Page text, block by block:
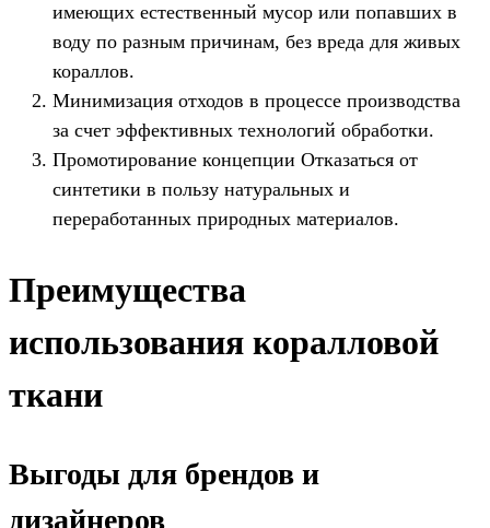
имеющих естественный мусор или попавших в
воду по разным причинам, без вреда для живых
кораллов.
Минимизация отходов в процессе производства
за счет эффективных технологий обработки.
Промотирование концепции Отказаться от
синтетики в пользу натуральных и
переработанных природных материалов.
Преимущества
использования коралловой
ткани
Выгоды для брендов и
дизайнеров